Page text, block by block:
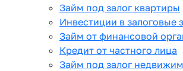
Займ под залог квартиры
Инвестиции в залоговые
Займ от финансовой
Кредит от частного лица
Займ под залог